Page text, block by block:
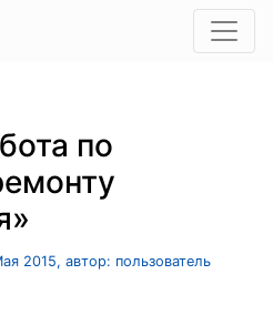
по
2015, автор: пользователь